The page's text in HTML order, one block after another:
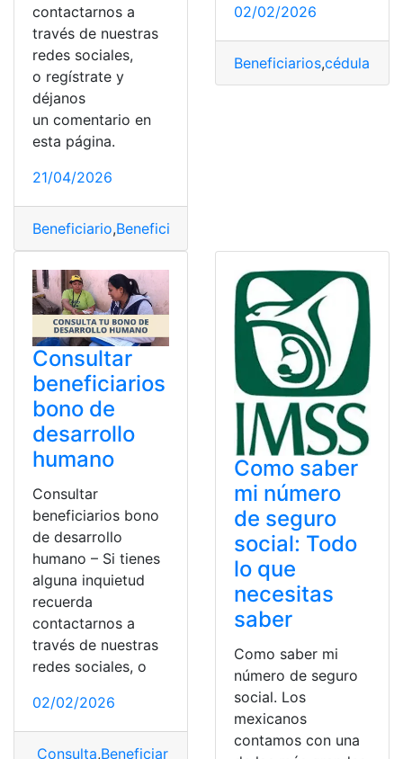
contactarnos a
través de nuestras
redes sociales,
o regístrate y
déjanos
un comentario en
esta página.
21/04/2026
Beneficiario,Beneficiarios
02/02/2026
Beneficiarios,cédula
Consultar
beneficiarios
bono de
desarrollo
humano
Consultar
beneficiarios bono
de desarrollo
humano – Si tienes
alguna inquietud
recuerda
contactarnos a
través de nuestras
redes sociales, o
02/02/2026
Consulta,Beneficiarios Bono de Desarrollo Humano
Como saber
mi número
de seguro
social: Todo
lo que
necesitas
saber
Como saber mi
número de seguro
social. Los
mexicanos
contamos con una